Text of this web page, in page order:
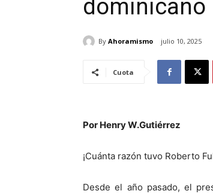
dominicano
By Ahoramismo julio 10, 2025
Cuota
Por Henry W.Gutiérrez
¡Cuánta razón tuvo Roberto
Desde el año pasado, el